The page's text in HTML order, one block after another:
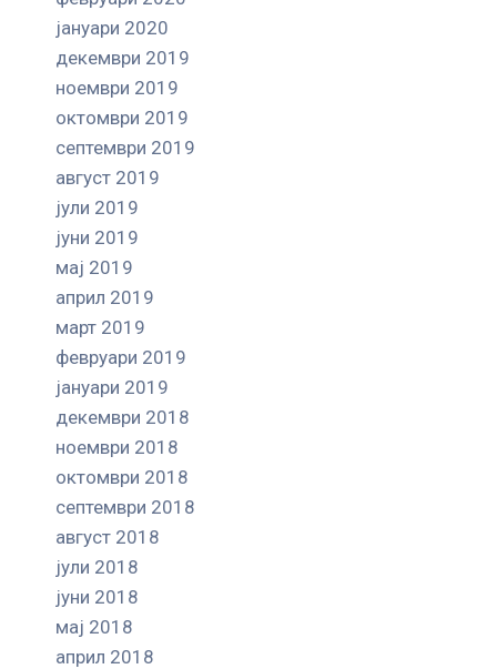
јануари 2020
декември 2019
ноември 2019
октомври 2019
септември 2019
август 2019
јули 2019
јуни 2019
мај 2019
април 2019
март 2019
февруари 2019
јануари 2019
декември 2018
ноември 2018
октомври 2018
септември 2018
август 2018
јули 2018
јуни 2018
мај 2018
април 2018